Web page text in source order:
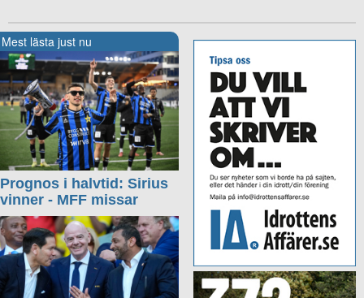
Mest lästa just nu
Prognos i halvtid: Sirius
vinner - MFF missar